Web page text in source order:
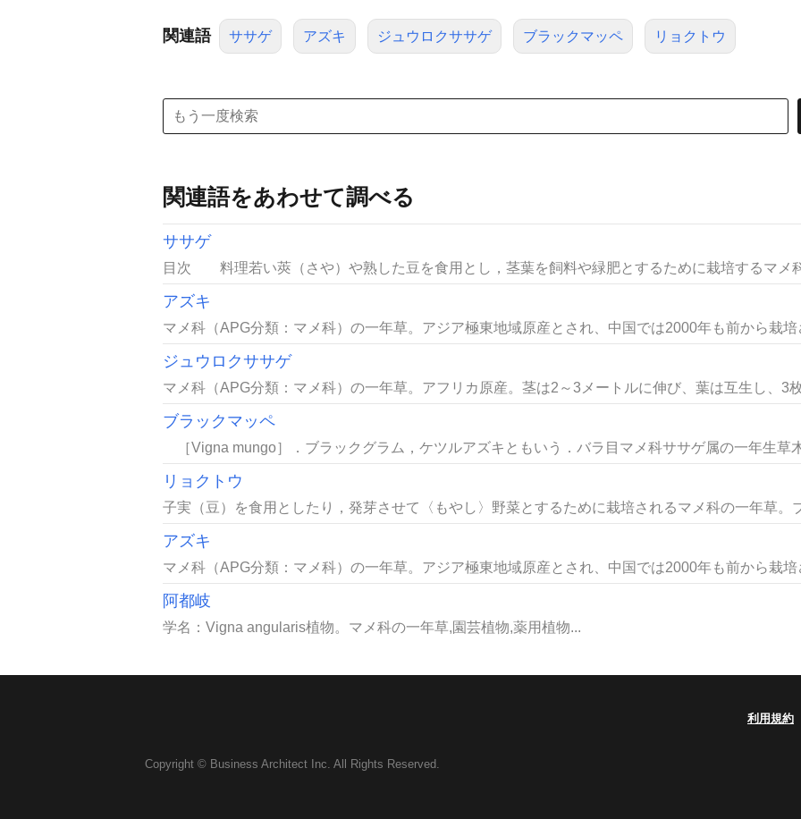
関連語 ササゲ アズキ ジュウロクササゲ ブラックマッペ リョクトウ
関連語をあわせて調べる
ササゲ
目次 料理若い莢（さや）や熟した豆を食用とし，茎葉を飼料や緑肥とするために栽培するマメ
アズキ
マメ科（APG分類：マメ科）の一年草。アジア極東地域原産とされ、中国では2000年も前から栽培
ジュウロクササゲ
マメ科（APG分類：マメ科）の一年草。アフリカ原産。茎は2～3メートルに伸び、葉は互生し、3
ブラックマッペ
［Vigna mungo］．ブラックグラム，ケツルアズキともいう．バラ目マメ科ササゲ属の一年生草
リョクトウ
子実（豆）を食用としたり，発芽させて〈もやし〉野菜とするために栽培されるマメ科の一年草。
アズキ
マメ科（APG分類：マメ科）の一年草。アジア極東地域原産とされ、中国では2000年も前から栽培
阿都岐
学名：Vigna angularis植物。マメ科の一年草,園芸植物,薬用植物...
利用規約
Copyright © Business Architect Inc. All Rights Reserved.